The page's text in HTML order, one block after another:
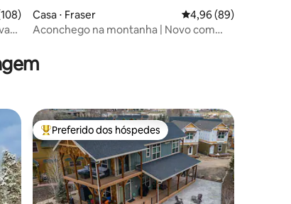
avaliação média de 5, 108 avaliações
Casa ⋅ Fraser 4,96 de uma
4,96 (89)
Aconchego na montanha | Novo com
Entre os melhores preferidos dos hóspedes
Preferido dos hóspedes